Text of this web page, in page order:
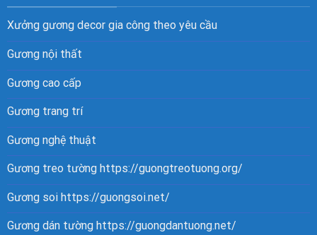
Xưởng gương decor gia công theo yêu cầu
Gương nội thất
Gương cao cấp
Gương trang trí
Gương nghệ thuật
Gương treo tường https://guongtreotuong.org/
Gương soi https://guongsoi.net/
Gương dán tường https://guongdantuong.net/